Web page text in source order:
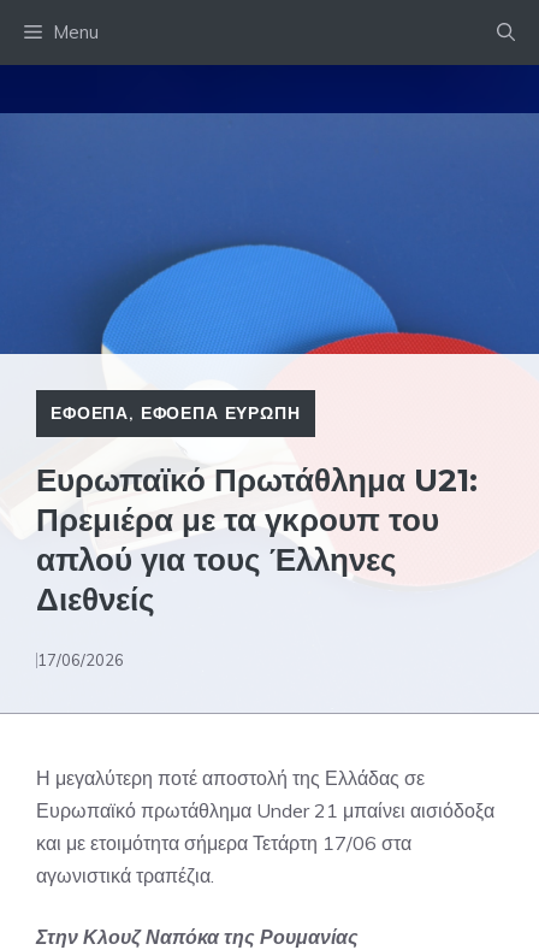
Menu
ΕΦΟΕΠΑ, ΕΦΟΕΠΑ ΕΥΡΩΠΗ
Ευρωπαϊκό Πρωτάθλημα U21:
Πρεμιέρα με τα γκρουπ του
απλού για τους Έλληνες
Διεθνείς
17/06/2026
Η μεγαλύτερη ποτέ αποστολή της Ελλάδας σε
Ευρωπαϊκό πρωτάθλημα Under 21 μπαίνει αισιόδοξα
και με ετοιμότητα σήμερα Τετάρτη 17/06 στα
αγωνιστικά τραπέζια.
Στην Κλουζ Ναπόκα της Ρουμανίας